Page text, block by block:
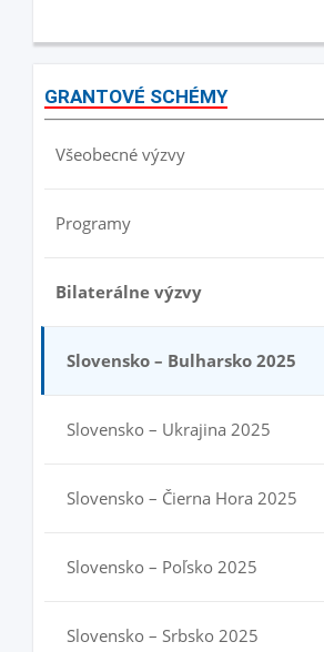
GRANTOVÉ SCHÉMY
Všeobecné výzvy
Programy
Bilaterálne výzvy
Slovensko – Bulharsko 2025
Slovensko – Ukrajina 2025
Slovensko – Čierna Hora 2025
Slovensko – Poľsko 2025
Slovensko – Srbsko 2025